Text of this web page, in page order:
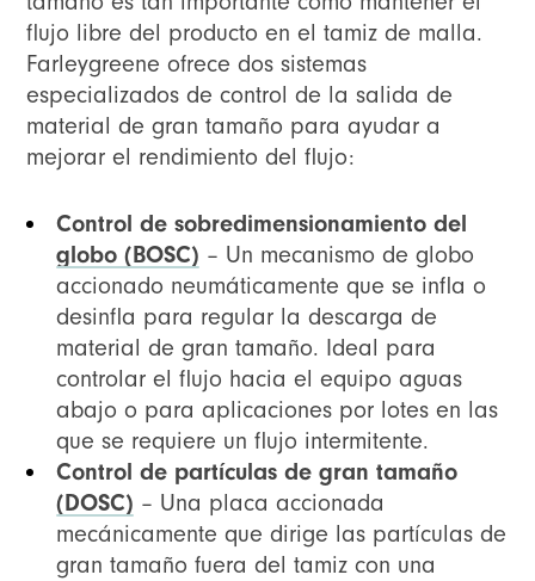
flujo libre del producto en el tamiz de malla.
Farleygreene ofrece dos sistemas
especializados de control de la salida de
material de gran tamaño para ayudar a
mejorar el rendimiento del flujo:
Control de sobredimensionamiento del
globo (BOSC) – Un mecanismo de globo
accionado neumáticamente que se infla o
desinfla para regular la descarga de
material de gran tamaño. Ideal para
controlar el flujo hacia el equipo aguas
abajo o para aplicaciones por lotes en las
que se requiere un flujo intermitente.
Control de partículas de gran tamaño
(DOSC) – Una placa accionada
mecánicamente que dirige las partículas de
gran tamaño fuera del tamiz con una